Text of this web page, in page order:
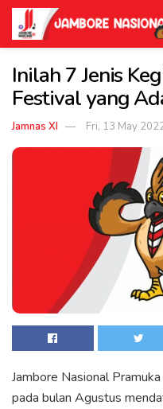
Inilah 7 Jenis
Festival yang
Jamnas XI Fri, 13 May
Jambore Nasional
pada bulan Agustus